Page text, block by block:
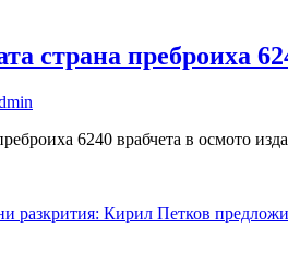
страна преброиха
6240 врабчета в осмото